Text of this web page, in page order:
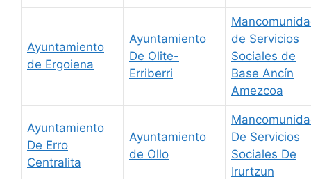
Ayuntamiento
de Ergoiena
Ayuntamiento
De Olite-
Erriberri
de Servicios
Sociales de
Base Ancín
Amezcoa
Ayuntamiento
De Erro
Centralita
Ayuntamiento
de Ollo
De Servicios
Sociales De
Irurtzun